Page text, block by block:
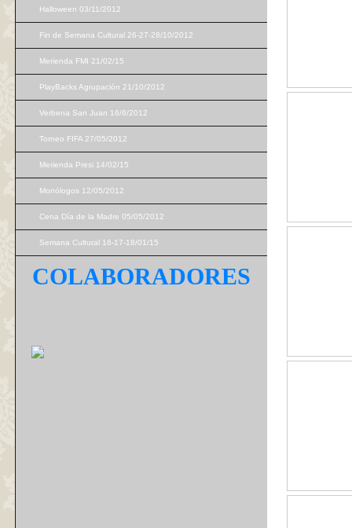
Halloween 03/11/2012
Fin de Semana Cultural 26-27-28/10/2012
Merienda FMI 21/02/15
PlayBacks Agrupación 21/10/2012
Verbena San Juan 16/6/2012
Torneo FIFA 27/05/2012
Merienda Presi 14/02/15
Monólogos 12/05/2012
Cena Día de la Madre 05/05/2012
Semana Cultural 16-17-18/01/15
COLABORADORES